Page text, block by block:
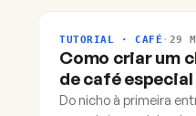
TUTORIAL · CAFÉ · 29
Como criar um
de café especial
Do nicho à primeira